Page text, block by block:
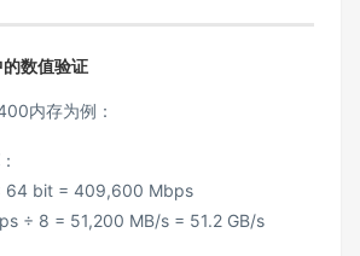
数值验证
内存为例：
：
64 bit = 409,600 Mbps
÷ 8 = 51,200 MB/s = 51.2 GB/s